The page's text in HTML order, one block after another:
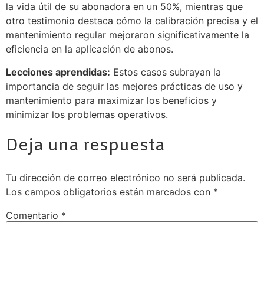
la vida útil de su abonadora en un 50%, mientras que
otro testimonio destaca cómo la calibración precisa y el
mantenimiento regular mejoraron significativamente la
eficiencia en la aplicación de abonos.
Lecciones aprendidas: Estos casos subrayan la
importancia de seguir las mejores prácticas de uso y
mantenimiento para maximizar los beneficios y
minimizar los problemas operativos.
Deja una respuesta
Tu dirección de correo electrónico no será publicada.
Los campos obligatorios están marcados con *
Comentario *